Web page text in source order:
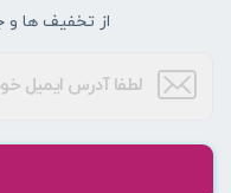
از تخفیف ها و